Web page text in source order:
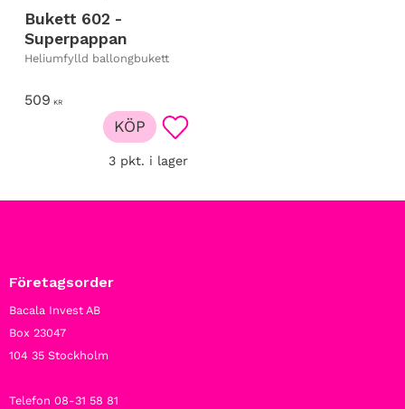
Bukett 602 -
Superpappan
Heliumfylld ballongbukett
509 KR
Lägg till i favoriter
3 pkt. i lager
KÖP
Företagsorder
Bacala Invest AB
Box 23047
104 35 Stockholm
Telefon 08-31 58 81